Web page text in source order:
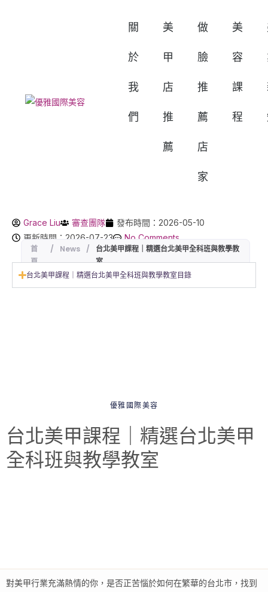
關
於
我
們
美
甲
店
推
薦
做
臉
推
薦
店
家
美
容
課
程
Grace Liu 審查團隊
發布時間：2026-05-10
更新時間：2026-07-23
No Comments
首
頁
/ News /
台北美甲課程｜精選台北美甲全科班與教學教
室
台北美甲課程｜精選台北美甲全科班與教學教室目錄
優雅國際美容
台北美甲課程｜精選台北美甲
全科班與教學教室
對美甲行業充滿熱情的你，是否正苦惱於如何在繁華的台北市，找到